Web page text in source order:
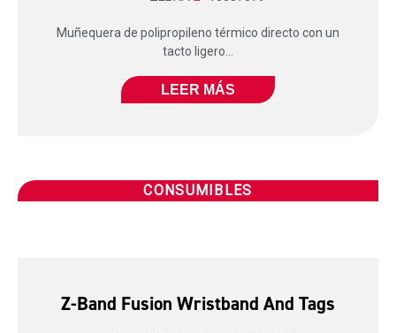
Muñequera de polipropileno térmico directo con un
tacto ligero...
LEER MÁS
CONSUMIBLES
Z-Band Fusion Wristband And Tags